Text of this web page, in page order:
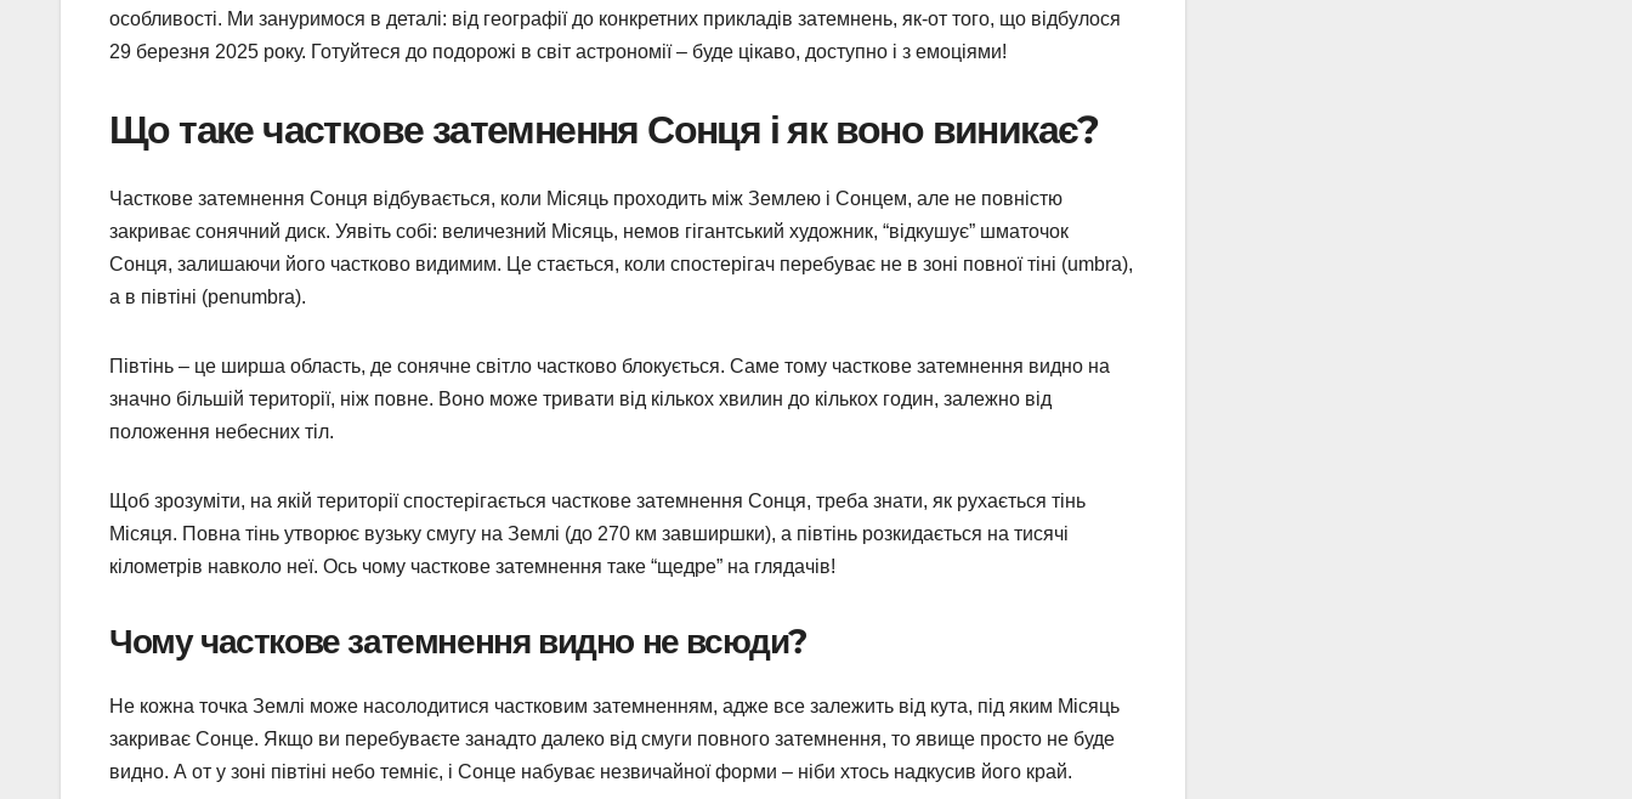
особливості. Ми зануримося в деталі: від географії до конкретних прикладів затемнень, як-от того, що відбулося
29 березня 2025 року. Готуйтеся до подорожі в світ астрономії – буде цікаво, доступно і з емоціями!
Що таке часткове затемнення Сонця і як воно виникає?
Часткове затемнення Сонця відбувається, коли Місяць проходить між Землею і Сонцем, але не повністю
закриває сонячний диск. Уявіть собі: величезний Місяць, немов гігантський художник, “відкушує” шматочок
Сонця, залишаючи його частково видимим. Це стається, коли спостерігач перебуває не в зоні повної тіні (umbra),
а в півтіні (penumbra).
Півтінь – це ширша область, де сонячне світло частково блокується. Саме тому часткове затемнення видно на
значно більшій території, ніж повне. Воно може тривати від кількох хвилин до кількох годин, залежно від
положення небесних тіл.
Щоб зрозуміти, на якій території спостерігається часткове затемнення Сонця, треба знати, як рухається тінь
Місяця. Повна тінь утворює вузьку смугу на Землі (до 270 км завширшки), а півтінь розкидається на тисячі
кілометрів навколо неї. Ось чому часткове затемнення таке “щедре” на глядачів!
Чому часткове затемнення видно не всюди?
Не кожна точка Землі може насолодитися частковим затемненням, адже все залежить від кута, під яким Місяць
закриває Сонце. Якщо ви перебуваєте занадто далеко від смуги повного затемнення, то явище просто не буде
видно. А от у зоні півтіні небо темніє, і Сонце набуває незвичайної форми – ніби хтось надкусив його край.